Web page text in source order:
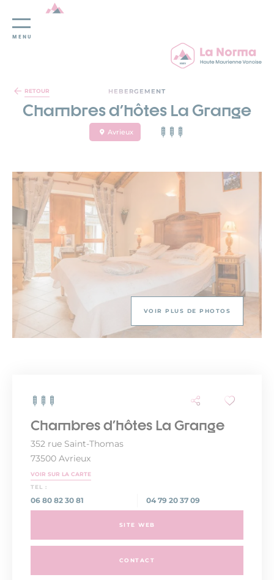
Panneau de gestion des cookies
MENU
RETOUR HEBERGEMENT
Chambres d'hôtes La Grange
Avrieux
VOIR PLUS DE PHOTOS
Chambres d'hôtes La Grange
352 rue Saint-Thomas
73500 Avrieux
VOIR SUR LA CARTE
TEL :
06 80 82 30 81 04 79 20 37 09
SITE WEB
CONTACT